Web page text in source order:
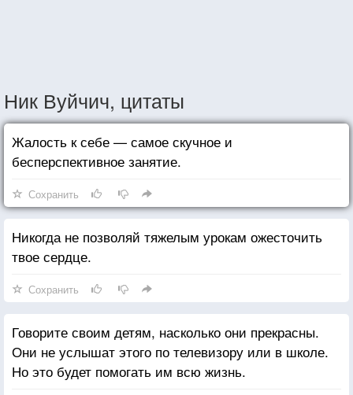
Ник Вуйчич, цитаты
Жалость к себе — самое скучное и
бесперспективное занятие.
Сохранить
Никогда не позволяй тяжелым урокам ожесточить
твое сердце.
Сохранить
Говорите своим детям, насколько они прекрасны.
Они не услышат этого по телевизору или в школе.
Но это будет помогать им всю жизнь.